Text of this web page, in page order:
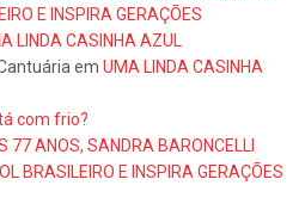
E INSPIRA GERAÇÕES
LINDA CASINHA AZUL
em UMA LINDA CASINHA
com frio?
77 ANOS, SANDRA BARONCELLI
BRASILEIRO E INSPIRA GERAÇÕES